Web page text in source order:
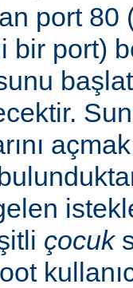
port 80
bir port)
çocuk